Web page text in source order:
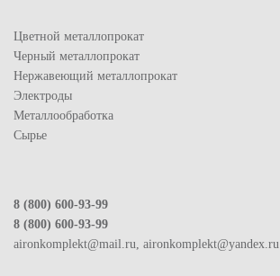
Цветной металлопрокат
Черный металлопрокат
Нержавеющий металлопрокат
Электроды
Металлообработка
Сырье
8 (800) 600-93-99
8 (800) 600-93-99
aironkomplekt@mail.ru, aironkomplekt@yandex.ru